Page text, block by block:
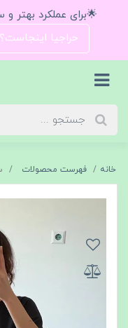
🌟برای عملکرد بهتر
حراجیا
خانه فهرست محصولات